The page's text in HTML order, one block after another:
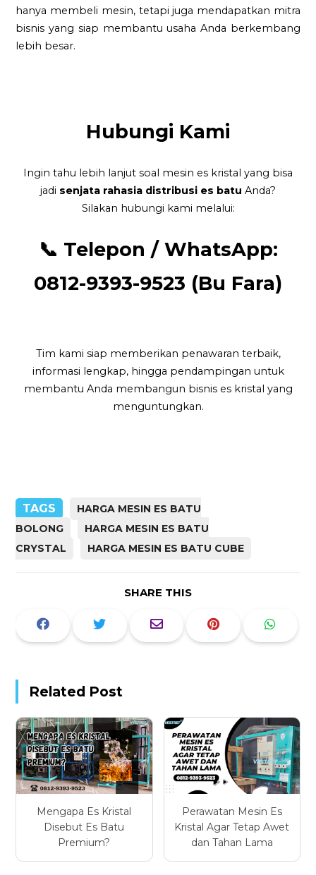
hanya membeli mesin, tetapi juga mendapatkan mitra
bisnis yang siap membantu usaha Anda berkembang
lebih besar.
Hubungi Kami
Ingin tahu lebih lanjut soal mesin es kristal yang bisa
jadi senjata rahasia distribusi es batu Anda?
Silakan hubungi kami melalui:
📞 Telepon / WhatsApp:
0812-9393-9523 (Bu Fara)
Tim kami siap memberikan penawaran terbaik,
informasi lengkap, hingga pendampingan untuk
membantu Anda membangun bisnis es kristal yang
menguntungkan.
TAGS
HARGA MESIN ES BATU
BOLONG
HARGA MESIN ES BATU
CRYSTAL
HARGA MESIN ES BATU CUBE
SHARE THIS
Related Post
Mengapa Es Kristal
Disebut Es Batu
Premium?
Perawatan Mesin Es
Kristal Agar Tetap Awet
dan Tahan Lama